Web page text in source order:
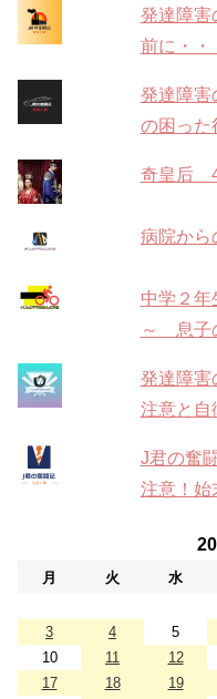
発達障
前に・・
発達障
の困った
奇皇后
病院から
中学２年
～ 息子
発達障
注意と自
J君の奮
注意！始
月 火 水
3
4 5
10
11 12
17
18 19